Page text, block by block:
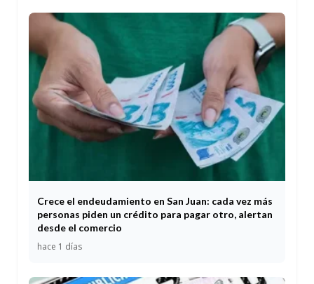
Crece el endeudamiento en San Juan: cada vez más
personas piden un crédito para pagar otro, alertan
desde el comercio
hace 1 días